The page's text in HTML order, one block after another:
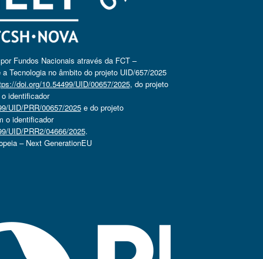
Fundos Nacionais através da FCT –
Tecnologia no âmbito do projeto UID/657/2025
doi.org/10.54499/UID/00657/2025, do projeto
identificador
UID/PRR/00657/2025e do projeto
o identificador
UID/PRR2/04666/2025.
– Next GenerationEU